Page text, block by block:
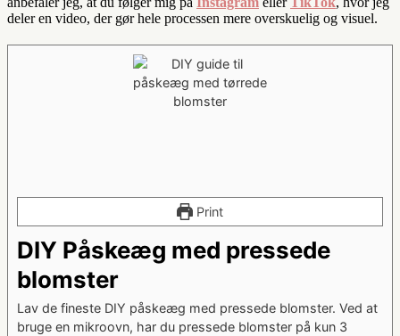
deler en video, der gør hele processen mere overskuelig og visuel.
Print
DIY Påskeæg med pressede
blomster
Lav de fineste DIY påskeæg med pressede blomster. Ved at
bruge en mikroovn, har du pressede blomster på kun 3